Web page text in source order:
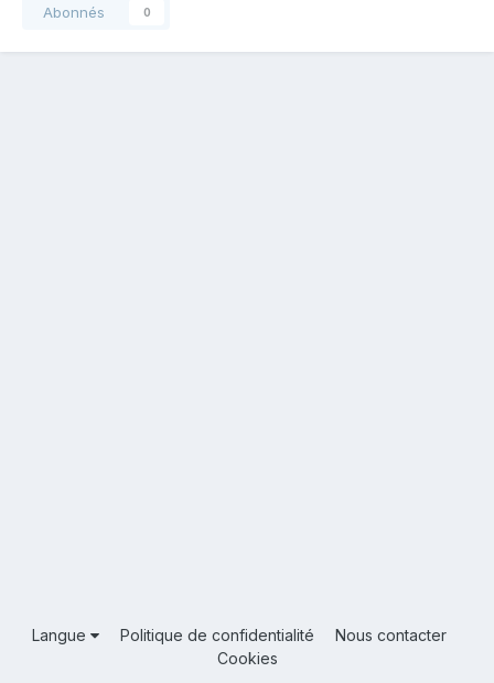
Abonnés 0
Langue Politique de confidentialité
Nous contacter
Cookies